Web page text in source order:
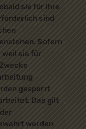
sie für ihre
sind
Sofern
weil sie für
gesperrt
Das gilt
werden